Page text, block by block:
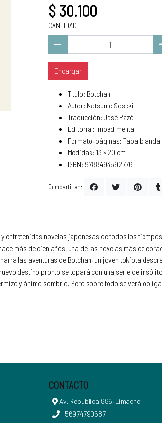
$ 30.100
CANTIDAD
Encargar
Título: Botchan
Autor: Natsume Soseki
Traducción: José Pazó
Editorial: Impedimenta
Formato, páginas: Tapa
Medidas: 13 × 20 cm
ISBN: 9788493592776
Compartir en:
entretenidas novelas japonesas de todos los
más de cien años, una de las novelas más
las aventuras de Botchan, un joven tokiota
destino pronto se topará con una serie de
y ánimo sombrío. Pero sobre todo se verá
CONTACTO
Av. República 996, Limache
+56974790687